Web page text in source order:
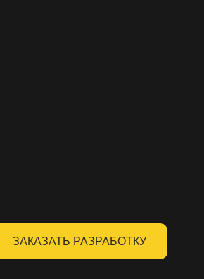
ЗАКАЗАТЬ РАЗРАБОТКУ